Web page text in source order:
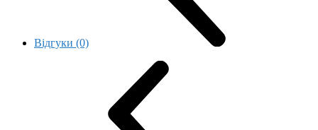
Відгуки (0)